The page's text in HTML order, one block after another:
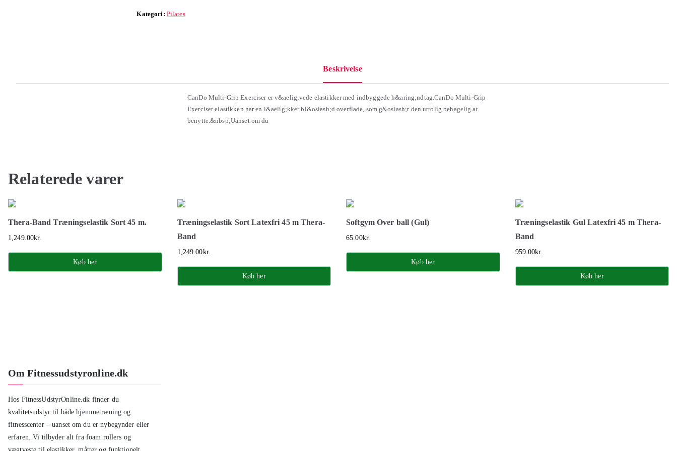
Kategori: Pilates
Beskrivelse
CanDo Multi-Grip Exerciser er v&aelig;vede elastikker med indbyggede h&aring;ndtag.CanDo Multi-Grip
Exerciser elastikken har en l&aelig;kker bl&oslash;d overflade, som g&oslash;r den utrolig behagelig at
benytte.&nbsp;Uanset om du
Relaterede varer
Thera-Band Træningselastik Sort 45 m.
1,249.00kr.
Køb her
Træningselastik Sort Latexfri 45 m Thera-
Band
1,249.00kr.
Køb her
Softgym Over ball (Gul)
65.00kr.
Køb her
Træningselastik Gul Latexfri 45 m Thera-
Band
959.00kr.
Køb her
Om Fitnessudstyronline.dk
Hos FitnessUdstyrOnline.dk finder du
kvalitetsudstyr til både hjemmetræning og
fitnesscenter – uanset om du er nybegynder eller
erfaren. Vi tilbyder alt fra foam rollers og